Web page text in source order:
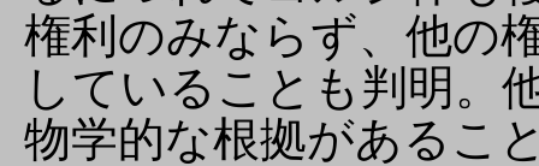
権利のみならず、他の
していることも判明。
物学的な根拠があるこ